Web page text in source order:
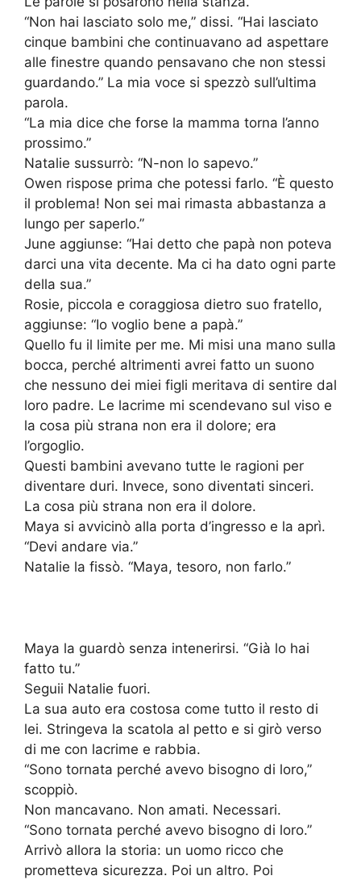
“Non hai lasciato solo me,” dissi. “Hai lasciato
cinque bambini che continuavano ad aspettare
alle finestre quando pensavano che non stessi
guardando.” La mia voce si spezzò sull’ultima
parola.
“La mia dice che forse la mamma torna l’anno
prossimo.”
Natalie sussurrò: “N-non lo sapevo.”
Owen rispose prima che potessi farlo. “È questo
il problema! Non sei mai rimasta abbastanza a
lungo per saperlo.”
June aggiunse: “Hai detto che papà non poteva
darci una vita decente. Ma ci ha dato ogni parte
della sua.”
Rosie, piccola e coraggiosa dietro suo fratello,
aggiunse: “Io voglio bene a papà.”
Quello fu il limite per me. Mi misi una mano sulla
bocca, perché altrimenti avrei fatto un suono
che nessuno dei miei figli meritava di sentire dal
loro padre. Le lacrime mi scendevano sul viso e
la cosa più strana non era il dolore; era
l’orgoglio.
Questi bambini avevano tutte le ragioni per
diventare duri. Invece, sono diventati sinceri.
La cosa più strana non era il dolore.
Maya si avvicinò alla porta d’ingresso e la aprì.
“Devi andare via.”
Natalie la fissò. “Maya, tesoro, non farlo.”
Maya la guardò senza intenerirsi. “Già lo hai
fatto tu.”
Seguii Natalie fuori.
La sua auto era costosa come tutto il resto di
lei. Stringeva la scatola al petto e si girò verso
di me con lacrime e rabbia.
“Sono tornata perché avevo bisogno di loro,”
scoppiò.
Non mancavano. Non amati. Necessari.
“Sono tornata perché avevo bisogno di loro.”
Arrivò allora la storia: un uomo ricco che
prometteva sicurezza. Poi un altro. Poi